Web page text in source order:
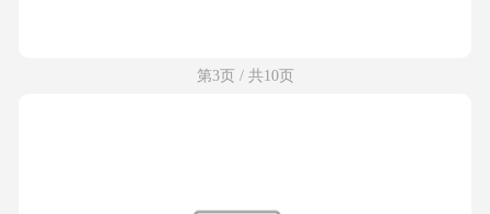
第3页 / 共10页